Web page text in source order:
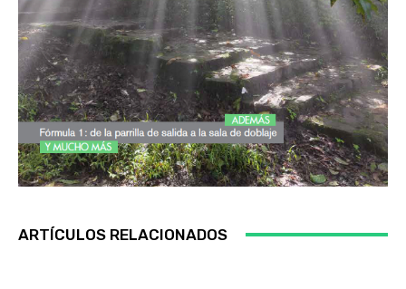
ARTÍCULOS RELACIONADOS